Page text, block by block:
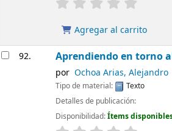
Agregar al carrito
92. Aprendiendo en torno
por Ochoa Arias, Alejandro
Tipo de material:
Texto
Detalles de publicación:
Disponibilidad:Ítems